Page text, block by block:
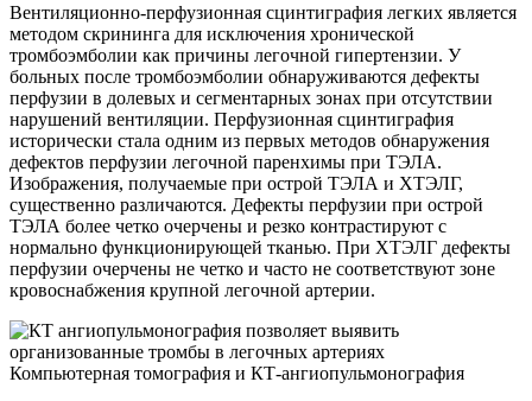
Вентиляционно-перфузионная сцинтиграфия легких является
методом скрининга для исключения хронической
тромбоэмболии как причины легочной гипертензии. У
больных после тромбоэмболии обнаруживаются дефекты
перфузии в долевых и сегментарных зонах при отсутствии
нарушений вентиляции. Перфузионная сцинтиграфия
исторически стала одним из первых методов обнаружения
дефектов перфузии легочной паренхимы при ТЭЛА.
Изображения, получаемые при острой ТЭЛА и ХТЭЛГ,
существенно различаются. Дефекты перфузии при острой
ТЭЛА более четко очерчены и резко контрастируют с
нормально функционирующей тканью. При ХТЭЛГ дефекты
перфузии очерчены не четко и часто не соответствуют зоне
кровоснабжения крупной легочной артерии.
Компьютерная томография и КТ-ангиопульмонография